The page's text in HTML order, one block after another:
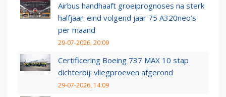
Airbus handhaaft groeiprognoses na sterk
halfjaar: eind volgend jaar 75 A320neo’s
per maand
29-07-2026, 20:09
Certificering Boeing 737 MAX 10 stap
dichterbij: vliegproeven afgerond
29-07-2026, 14:09